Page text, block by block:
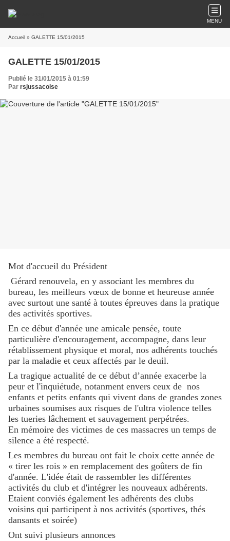
MENU
Accueil » GALETTE 15/01/2015
GALETTE 15/01/2015
Publié le 31/01/2015 à 01:59
Par rsjussacoise
Mot d'accueil du Président
Gérard renouvela, en y associant les membres du
bureau, les meilleurs vœux de bonne et heureuse année
avec surtout une santé à toutes épreuves dans la pratique
des activités sportives.
En ce début d'année une amicale pensée, toute
particulière d'encouragement, accompagne, dans leur
rétablissement physique et moral, nos adhérents touchés
par la maladie et ceux affectés par le deuil.
La tragique actualité de ce début d’année exacerbe la
peur et l'inquiétude, notanment envers ceux de nos
enfants et petits enfants qui vivent dans de grandes zones
urbaines soumises aux risques de l'ultra violence telles
les tueries lâchement et sauvagement perpétrées.
En mémoire des victimes de ces massacres un temps de
silence a été respecté.
Les membres du bureau ont fait le choix cette année de
« tirer les rois » en remplacement des goûters de fin
d'année. L'idée était de rassembler les différentes
activités du club et d'intégrer les nouveaux adhérents.
Etaient conviés également les adhérents des clubs
voisins qui participent à nos activités (sportives, thés
dansants et soirée)
Ont suivi plusieurs annonces